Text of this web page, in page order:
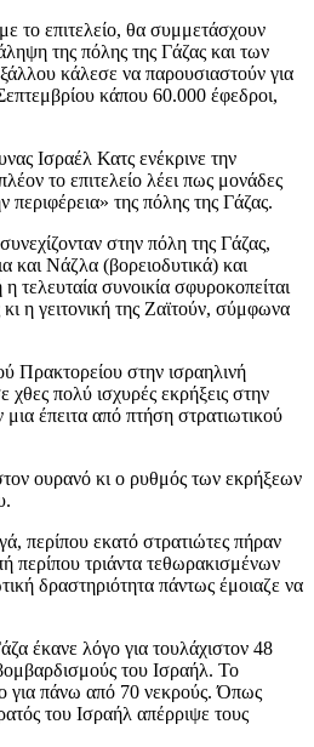
το επιτελείο, θα συμμετάσχουν
της πόλης της Γάζας και των
κάλεσε να παρουσιαστούν για
κάπου 60.000 έφεδροι,
Ισραέλ Κατς ενέκρινε την
το επιτελείο λέει πως μονάδες
περιφέρεια» της πόλης της Γάζας.
στην πόλη της Γάζας,
και Νάζλα (βορειοδυτικά) και
συνοικία σφυροκοπείται
η γειτονική της Ζαϊτούν, σύμφωνα
Πρακτορείου στην ισραηλινή
πολύ ισχυρές εκρήξεις στην
έπειτα από πτήση στρατιωτικού
ουρανό κι ο ρυθμός των εκρήξεων
περίπου εκατό στρατιώτες πήραν
περίπου τριάντα τεθωρακισμένων
δραστηριότητα πάντως έμοιαζε να
έκανε λόγο για τουλάχιστον 48
του Ισραήλ. Το
για πάνω από 70 νεκρούς. Όπως
του Ισραήλ απέρριψε τους